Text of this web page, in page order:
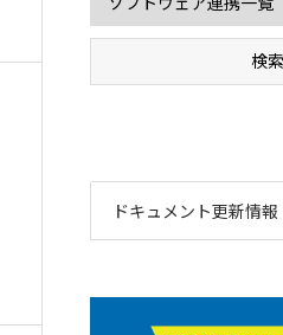
ドキュメント更新情報